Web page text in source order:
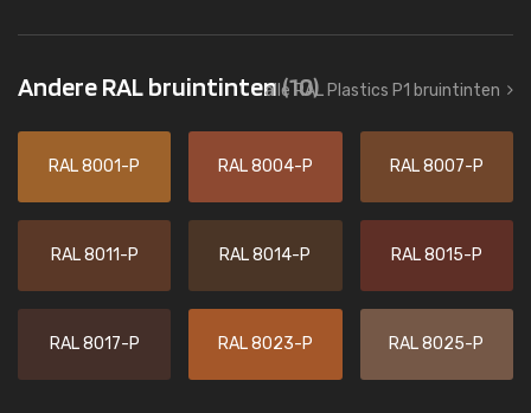
Andere RAL bruintinten(10)
alle RAL Plastics P1 bruintinten
RAL 8001-P RAL 8004-P RAL 8007-P
RAL 8011-P RAL 8014-P RAL 8015-P
RAL 8017-P RAL 8023-P RAL 8025-P